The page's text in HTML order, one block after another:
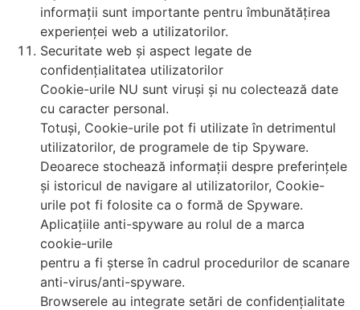
informații sunt importante pentru îmbunătățirea
experienței web a utilizatorilor.
Securitate web și aspect legate de
confidențialitatea utilizatorilor
Cookie-urile NU sunt viruși și nu colectează date
cu caracter personal.
Totuși, Cookie-urile pot fi utilizate în detrimentul
utilizatorilor, de programele de tip Spyware.
Deoarece stochează informații despre preferințele
și istoricul de navigare al utilizatorilor, Cookie-
urile pot fi folosite ca o formă de Spyware.
Aplicațiile anti-spyware au rolul de a marca
cookie-urile
pentru a fi șterse în cadrul procedurilor de scanare
anti-virus/anti-spyware.
Browserele au integrate setări de confidențialitate